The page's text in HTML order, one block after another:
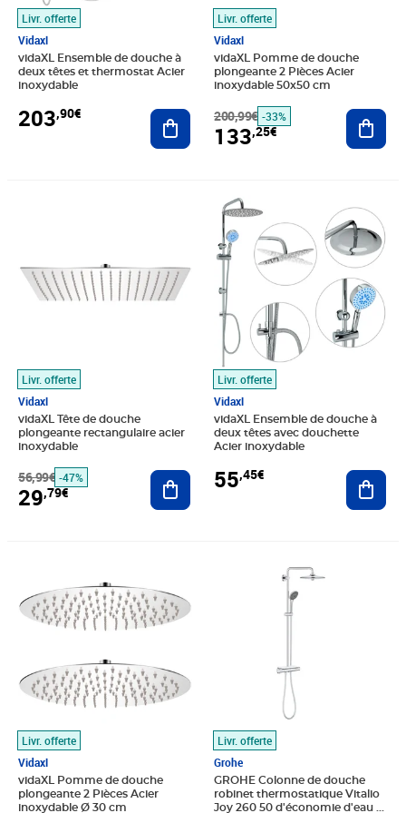
Livr. offerte
Vidaxl
vidaXL Ensemble de douche à
deux têtes et thermostat Acier
inoxydable
203,90€ Ajouter au panier
Livr. offerte
Vidaxl
vidaXL Pomme de douche
plongeante 2 Pièces Acier
inoxydable 50x50 cm
200,99€ -33%
133,25€
Livr. offerte
Vidaxl
vidaXL Tête de douche
plongeante rectangulaire acier
inoxydable
56,99€ -47%
29,79€
Ajouter au panier
Livr. offerte
Vidaxl
vidaXL Ensemble de douche à
deux têtes avec douchette
Acier inoxydable
55,45€
Prix 55,45€
Livr. offerte
Vidaxl
vidaXL Pomme de douche
plongeante 2 Pièces Acier
inoxydable Ø 30 cm
Livr. offerte
Grohe
GROHE Colonne de douche
robinet thermostatique Vitalio
Joy 260 50 d'économie d'eau et